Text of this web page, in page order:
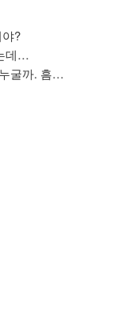
?
데…
굴까. 흠…